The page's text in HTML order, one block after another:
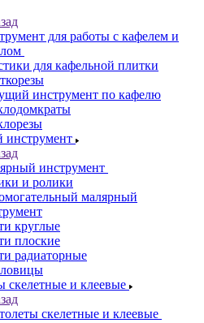
для работы с кафелем и
для кафельной плитки
инструмент по кафелю
инструмент
и ролики
малярный
круглые
плоские
радиаторные
скелетные и клеевые
скелетные и клеевые